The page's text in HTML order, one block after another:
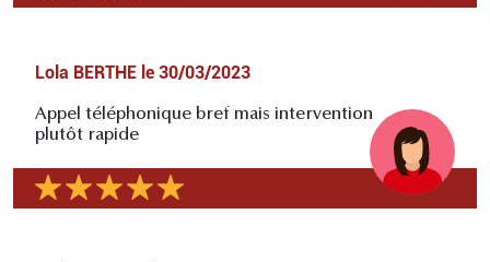
Lola BERTHE le 30/03/2023
Appel téléphonique bref mais intervention
plutôt rapide